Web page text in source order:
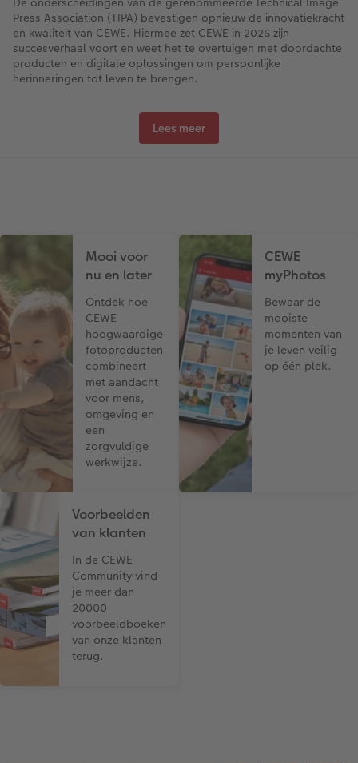
Press Association (TIPA) bevestigen opnieuw de innovatiekracht
en kwaliteit van CEWE. Hiermee zet CEWE in 2026 zijn
succesverhaal voort en weet het te overtuigen met doordachte
producten en digitale oplossingen om persoonlijke
herinneringen tot leven te brengen.
Lees meer
Mooi voor
nu en later
Ontdek hoe
CEWE
hoogwaardige
fotoproducten
combineert
met aandacht
voor mens,
omgeving en
een
zorgvuldige
werkwijze.
CEWE
myPhotos
Bewaar de
mooiste
momenten van
je leven veilig
op één plek.
Voorbeelden
van klanten
In de CEWE
Community vind
je meer dan
20000
voorbeeldboeken
van onze klanten
terug.